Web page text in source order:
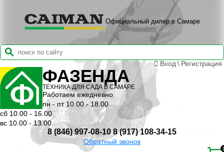
Официальный дилер в Самаре
Вход \ Регистрация
ФАЗЕНДА
ТЕХНИКА ДЛЯ САДА В САМАРЕ
Работаем ежедневно
пн - пт 10.00 - 18.00
сб 10.00 - 16.00
вс 10.00 - 13.00
8 (846) 997-08-10 8 (917) 108-34-15
Обратный звонок